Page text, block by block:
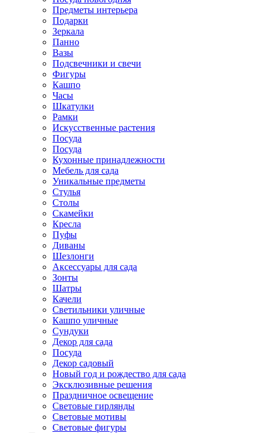
Предметы интерьера
Подарки
Зеркала
Панно
Вазы
Подсвечники и свечи
Фигуры
Кашпо
Часы
Шкатулки
Рамки
Искусственные растения
Посуда
Посуда
Кухонные принадлежности
Мебель для сада
Уникальные предметы
Стулья
Столы
Скамейки
Кресла
Пуфы
Диваны
Шезлонги
Аксессуары для сада
Зонты
Шатры
Качели
Cветильники уличные
Кашпо уличные
Сундуки
Декор для сада
Посуда
Декор садовый
Новый год и рождество для сада
Эксклюзивные решения
Праздничное освещение
Световые гирлянды
Световые мотивы
Световые фигуры